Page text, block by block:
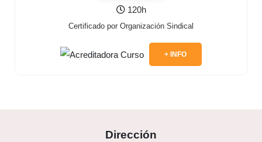
120h
Certificado por Organización Sindical
+ INFO
Dirección